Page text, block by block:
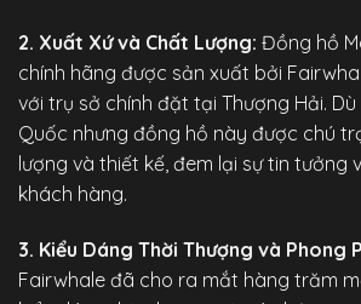
2. Xuất Xứ và Chất Lượng: Đồng hồ
chính hãng được sản xuất bởi
với trụ sở chính đặt tại Thượng Hải.
Quốc nhưng đồng hồ này được chú
lượng và thiết kế, đem lại sự tin tưởng
khách hàng.
3. Kiểu Dáng Thời Thượng và Phong
Fairwhale đã cho ra mắt hàng trăm